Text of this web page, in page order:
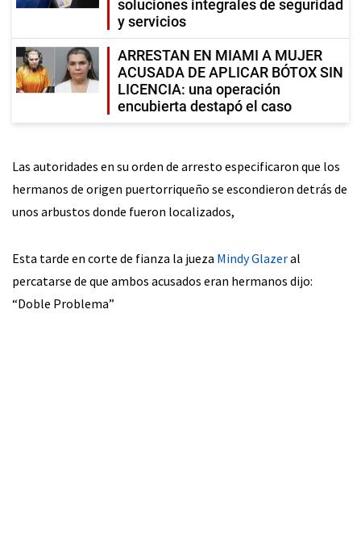
soluciones integrales de seguridad
y servicios
ARRESTAN EN MIAMI A MUJER
ACUSADA DE APLICAR BÓTOX SIN
LICENCIA: una operación
encubierta destapó el caso
Las autoridades en su orden de arresto especificaron que los
hermanos de origen puertorriqueño se escondieron detrás de
unos arbustos donde fueron localizados,
Esta tarde en corte de fianza la jueza Mindy Glazeral
percatarse de que ambos acusados eran hermanos dijo:
“Doble Problema”